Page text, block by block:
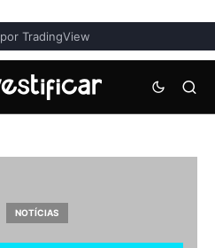
por TradingView
NOTÍCIAS